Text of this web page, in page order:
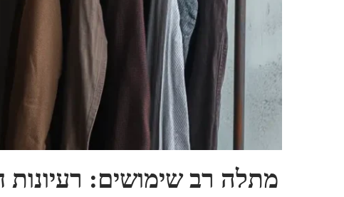
מתלה רב שימושים: רעיונות